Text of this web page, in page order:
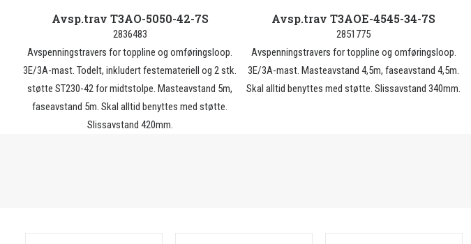
Avsp.trav T3AO-5050-42-7S
2836483
Avspenningstravers for toppline og omføringsloop.
3E/3A-mast. Todelt, inkludert festemateriell og 2 stk.
støtte ST230-42 for midtstolpe. Masteavstand 5m,
faseavstand 5m. Skal alltid benyttes med støtte.
Slissavstand 420mm.
Avsp.trav T3AOE-4545-34-7S
2851775
Avspenningstravers for toppline og omføringsloop.
3E/3A-mast. Masteavstand 4,5m, faseavstand 4,5m.
Skal alltid benyttes med støtte. Slissavstand 340mm.